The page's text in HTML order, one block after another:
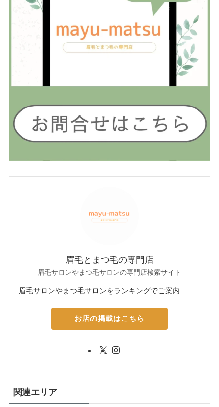
眉毛とまつ毛の専門店
眉毛サロンやまつ毛サロンの専門店検索サイト
眉毛サロンやまつ毛サロンをランキングでご案内
お店の掲載はこちら
関連エリア